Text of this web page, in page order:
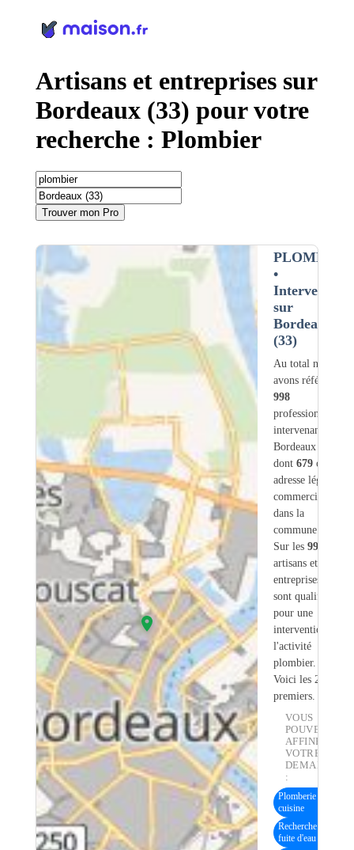
Artisans et entreprises sur
Bordeaux (33) pour votre
recherche : Plombier
Trouver mon Pro
PLOMBIER
•
Intervention
sur
Bordeaux
(33)
Au total nous
avons référencé
998
professionnels
intervenant sur
Bordeaux (33)
dont 679ont une
adresse légale ou
commerciale
dans la
commune.
Sur les 998
artisans et
entreprises
sont qualifiés
pour une
intervention sur
l'activité
plombier.
Voici les 20
premiers.
VOUS
POUVEZ
AFFINER
VOTRE
DEMANDE
:
Plomberie
cuisine
Recherche
fuite d'eau